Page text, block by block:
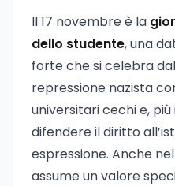
Il 17 novembre è la
dello studente, una
forte che si celebra
repressione nazista
universitari cechi e,
difendere il diritto
espressione. Anche
assume un valore